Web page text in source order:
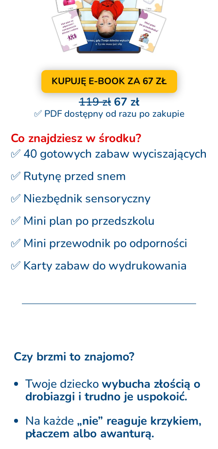
KUPUJĘ E-BOOK ZA 67 ZŁ
119 zł 67 zł
✅ PDF dostępny od razu po zakupie
Co znajdziesz w środku?
✅ 40 gotowych zabaw wyciszających
✅ Rutynę przed snem
✅ Niezbędnik sensoryczny
✅ Mini plan po przedszkolu
✅ Mini przewodnik po odporności
✅ Karty zabaw do wydrukowania
Czy brzmi to znajomo?
Twoje dzieckowybucha złością o
drobiazgi i trudno je uspokoić.
Na każde „nie” reaguje krzykiem,
płaczem albo awanturą.